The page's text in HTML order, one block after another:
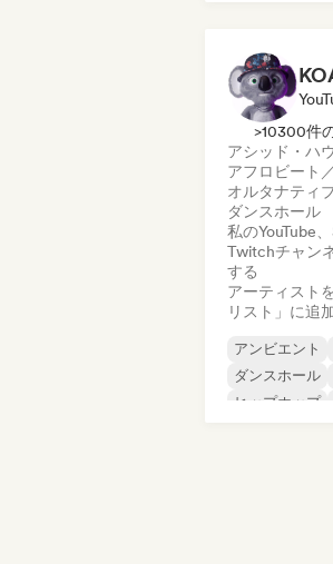
>10300件
アシッド・ハ
アフロビート
オルタナティ
ダンスホール
私のYouTube
Twitchチャン
する
アーティスト
リスト」に追
アンビエント
ダンスホール
ヒップホップ